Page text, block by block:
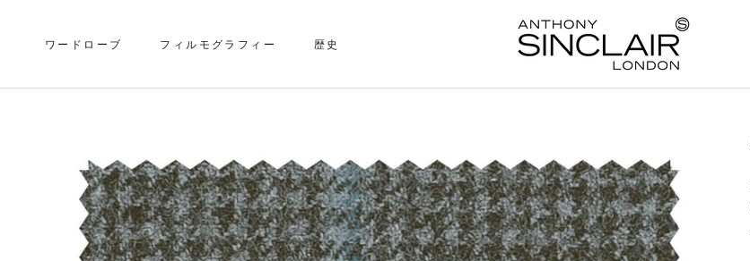
し
ワードローブ フィルモグラフィー 歴史